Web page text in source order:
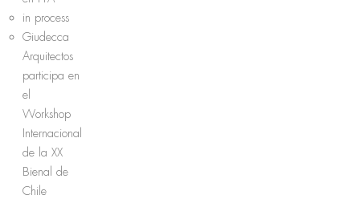
in process
Giudecca
Arquitectos
participa en
el
Workshop
Internacional
de la XX
Bienal de
Chile